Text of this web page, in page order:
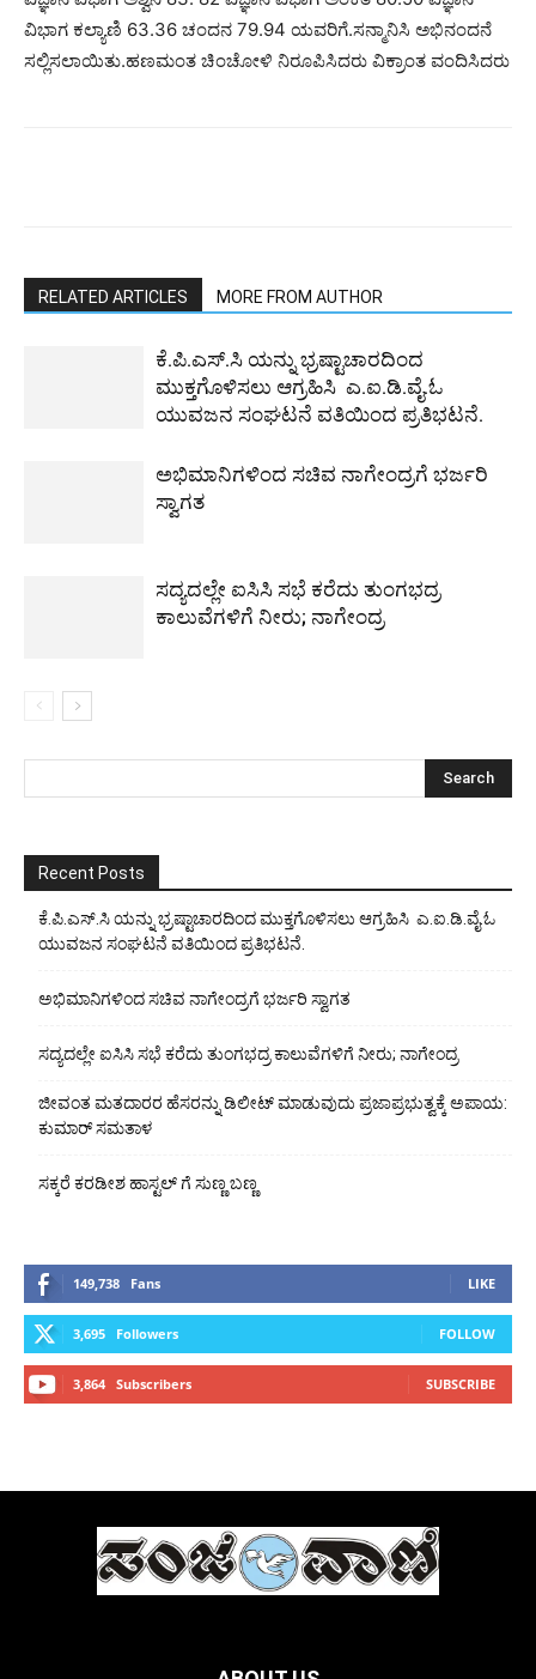
ವಿಭಾಗ ಕಲ್ಯಾಣಿ 63.36 ಚಂದನ 79.94 ಯವರಿಗೆ.ಸನ್ಮಾನಿಸಿ ಅಭಿನಂದನೆ
ಸಲ್ಲಿಸಲಾಯಿತು.ಹಣಮಂತ ಚಿಂಚೋಳಿ ನಿರೂಪಿಸಿದರು ವಿಕ್ರಾಂತ ವಂದಿಸಿದರು
RELATED ARTICLES MORE FROM AUTHOR
ಕೆ.ಪಿ.ಎಸ್.ಸಿ ಯನ್ನು ಭ್ರಷ್ಟಾಚಾರದಿಂದ
ಮುಕ್ತಗೊಳಿಸಲು ಆಗ್ರಹಿಸಿ ಎ.ಐ.ಡಿ.ವೈ.ಓ
ಯುವಜನ ಸಂಘಟನೆ ವತಿಯಿಂದ ಪ್ರತಿಭಟನೆ.
ಅಭಿಮಾನಿಗಳಿಂದ ಸಚಿವ ನಾಗೇಂದ್ರಗೆ ಭರ್ಜರಿ
ಸ್ವಾಗತ
ಸದ್ಯದಲ್ಲೇ ಐಸಿಸಿ ಸಭೆ ಕರೆದು ತುಂಗಭದ್ರ
ಕಾಲುವೆಗಳಿಗೆ ನೀರು; ನಾಗೇಂದ್ರ
Recent Posts
ಕೆ.ಪಿ.ಎಸ್.ಸಿ ಯನ್ನು ಭ್ರಷ್ಟಾಚಾರದಿಂದ ಮುಕ್ತಗೊಳಿಸಲು ಆಗ್ರಹಿಸಿ ಎ.ಐ.ಡಿ.ವೈ.ಓ
ಯುವಜನ ಸಂಘಟನೆ ವತಿಯಿಂದ ಪ್ರತಿಭಟನೆ.
ಅಭಿಮಾನಿಗಳಿಂದ ಸಚಿವ ನಾಗೇಂದ್ರಗೆ ಭರ್ಜರಿ ಸ್ವಾಗತ
ಸದ್ಯದಲ್ಲೇ ಐಸಿಸಿ ಸಭೆ ಕರೆದು ತುಂಗಭದ್ರ ಕಾಲುವೆಗಳಿಗೆ ನೀರು; ನಾಗೇಂದ್ರ
ಜೀವಂತ ಮತದಾರರ ಹೆಸರನ್ನು ಡಿಲೀಟ್ ಮಾಡುವುದು ಪ್ರಜಾಪ್ರಭುತ್ವಕ್ಕೆ ಅಪಾಯ:
ಕುಮಾರ್ ಸಮತಾಳ
ಸಕ್ಕರೆ ಕರಡೀಶ ಹಾಸ್ಟಲ್ ಗೆ ಸುಣ್ಣ ಬಣ್ಣ
149,738 Fans LIKE
3,695 Followers FOLLOW
3,864 Subscribers SUBSCRIBE